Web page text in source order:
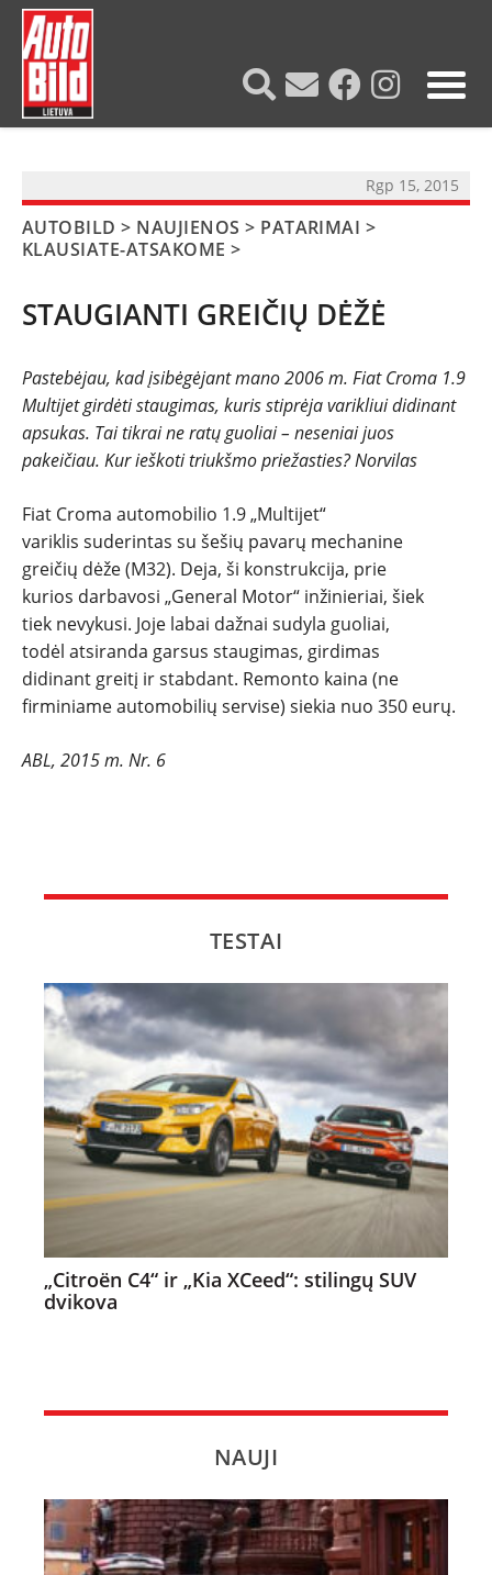
NAUJIENOS
TESTAI
NAUJI
NAUDOTI
REPORTAŽAI
SPORTAS
Rgp 15, 2015
AUTOBILD > NAUJIENOS > PATARIMAI >
KLAUSIATE-ATSAKOME >
STAUGIANTI GREIČIŲ DĖŽĖ
Pastebėjau, kad įsibėgėjant mano 2006 m. Fiat Croma 1.9
Multijet girdėti staugimas, kuris stiprėja varikliui didinant
apsukas. Tai tikrai ne ratų guoliai – neseniai juos
pakeičiau. Kur ieškoti triukšmo priežasties? Norvilas
Fiat Croma automobilio 1.9 „Multijet“
variklis suderintas su šešių pavarų mechanine
greičių dėže (M32). Deja, ši konstrukcija, prie
kurios darbavosi „General Motor“ inžinieriai, šiek
tiek nevykusi. Joje labai dažnai sudyla guoliai,
todėl atsiranda garsus staugimas, girdimas
didinant greitį ir stabdant. Remonto kaina (ne
firminiame automobilių servise) siekia nuo 350 eurų.
ABL, 2015 m. Nr. 6
TESTAI
„Citroën C4“ ir „Kia XCeed“: stilingų SUV
dvikova
NAUJI